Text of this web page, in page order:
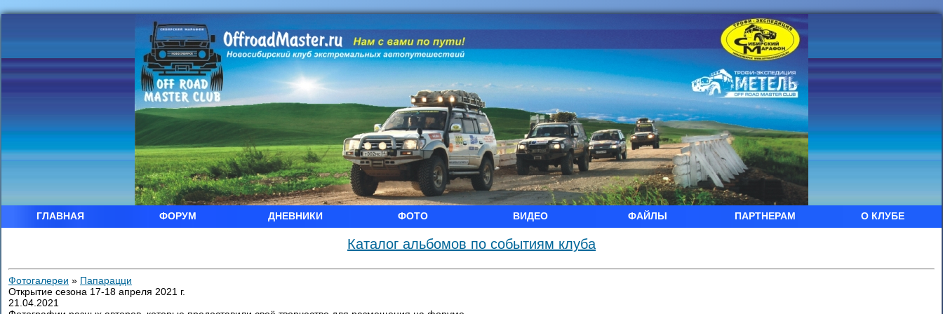
ГЛАВНАЯ ФОРУМ ДНЕВНИКИ ФОТО ВИДЕО ФАЙЛЫ ПАРТНЕРАМ О КЛУБЕ
Каталог альбомов по событиям клуба
Фотогалереи » Папарацци
Открытие сезона 17-18 апреля 2021 г.
21.04.2021